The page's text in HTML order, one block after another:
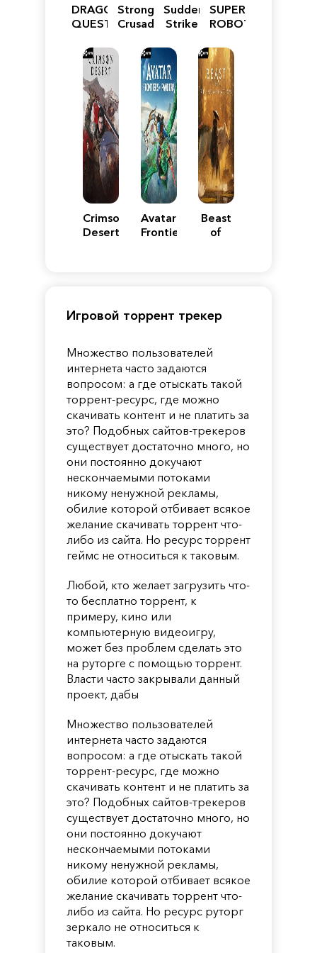
DRAGON
QUEST
Reimagined
Stronghold
Crusader:
Edition
Sudden
Strike
SUPER
ROBOT
Y
Crimson
Desert
Avatar:
Frontiers
Beast
of
Игровой торрент трекер
Множество пользователей
интернета часто задаются
вопросом: а где отыскать такой
торрент-ресурс, где можно
скачивать контент и не платить за
это? Подобных сайтов-трекеров
существует достаточно много, но
они постоянно докучают
нескончаемыми потоками
никому ненужной рекламы,
обилие которой отбивает всякое
желание скачивать торрент что-
либо из сайта. Но ресурс торрент
геймс не относиться к таковым.
Любой, кто желает загрузить что-
то бесплатно торрент, к
примеру, кино или
компьютерную видеоигру,
может без проблем сделать это
на руторге с помощью торрент.
Власти часто закрывали данный
проект, дабы
Множество пользователей
интернета часто задаются
вопросом: а где отыскать такой
торрент-ресурс, где можно
скачивать контент и не платить за
это? Подобных сайтов-трекеров
существует достаточно много, но
они постоянно докучают
нескончаемыми потоками
никому ненужной рекламы,
обилие которой отбивает всякое
желание скачивать торрент что-
либо из сайта. Но ресурс руторг
зеркало не относиться к
таковым.